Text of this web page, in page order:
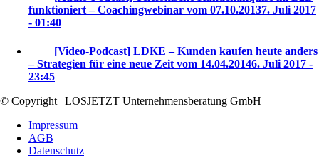
funktioniert – Coachingwebinar vom 07.10.20137. Juli 2017
- 01:40
[Video-Podcast] LDKE – Kunden kaufen heute anders
– Strategien für eine neue Zeit vom 14.04.20146. Juli 2017 -
23:45
© Copyright | LOSJETZT Unternehmensberatung GmbH
Impressum
AGB
Datenschutz